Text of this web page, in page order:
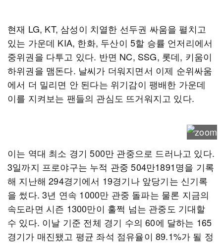
현재 LG, KT, 삼성이 치열한 선두권 싸움을 펼치고
있는 가운데 KIA, 한화, 두산이 5할 승률 언저리에서
중위권을 다투고 있다. 반면 NC, SSG, 롯데, 키움이
하위권을 맴돈다. 날씨가 더워지면서 이제 순위싸움
에서 더 밀리면 안 된다는 위기감이 팽배한 가운데
이를 지켜보는 팬들의 관심도 뜨거워지고 있다.
이는 역대 최소 경기 500만 관중으로 드러나고 있다.
3일까지 프로야구는 누적 관중 504만1891명을 기록
해 지난해 294경기에서 19경기나 앞당기는 신기록
을 썼다. 3년 연속 1000만 관중 돌파는 물론 지금의
속도라면 시즌 1300만이 훌쩍 넘는 관중도 기대할
수 있다. 이날 기준 전체 경기 수의 60에 달하는 165
경기가 매진됐고 평균 좌석 점유율이 89.1%가 될 정